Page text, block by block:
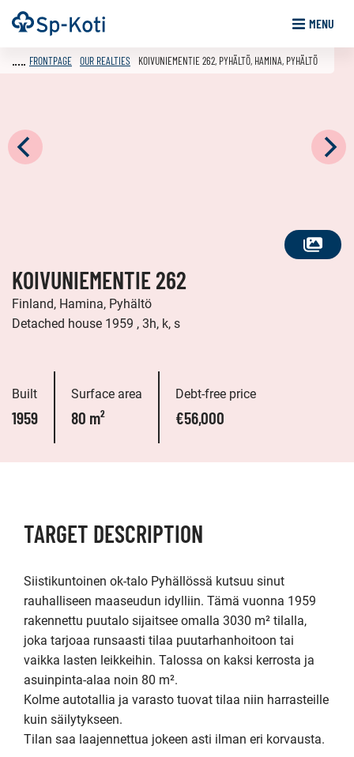
Go
to
Frontpage MENU
SEE
FRONTPAGE OUR REALTIES KOIVUNIEMENTIE 262, PYHÄLTÖ, HAMINA, PYHÄLTÖ
KOIVUNIEMENTIE 262
Finland, Hamina, Pyhältö
Detached house 1959 , 3h, k, s
Built
1959
Surface area
80 m²
Debt-free price
€56,000
TARGET DESCRIPTION
Siistikuntoinen ok-talo Pyhällössä kutsuu sinut
rauhalliseen maaseudun idylliin. Tämä vuonna 1959
rakennettu puutalo sijaitsee omalla 3030 m² tilalla,
joka tarjoaa runsaasti tilaa puutarhanhoitoon tai
vaikka lasten leikkeihin. Talossa on kaksi kerrosta ja
asuinpinta-alaa noin 80 m².
Kolme autotallia ja varasto tuovat tilaa niin harrasteille
kuin säilytykseen.
Tilan saa laajennettua jokeen asti ilman eri korvausta.